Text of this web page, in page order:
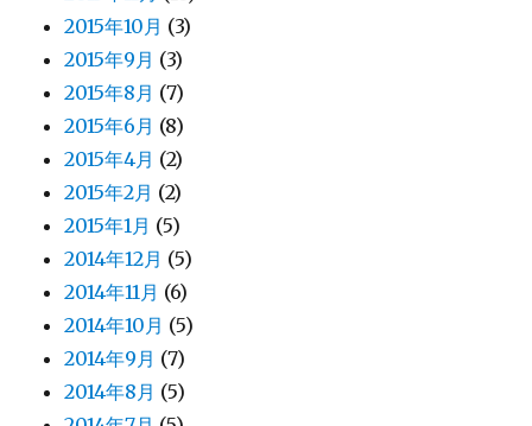
2015年10月 (3)
2015年9月 (3)
2015年8月 (7)
2015年6月 (8)
2015年4月 (2)
2015年2月 (2)
2015年1月 (5)
2014年12月 (5)
2014年11月 (6)
2014年10月 (5)
2014年9月 (7)
2014年8月 (5)